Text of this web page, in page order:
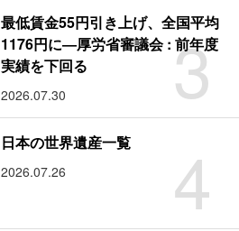
3
最低賃金55円引き上げ、全国平均
1176円に―厚労省審議会 : 前年度
実績を下回る
2026.07.30
4
日本の世界遺産一覧
2026.07.26